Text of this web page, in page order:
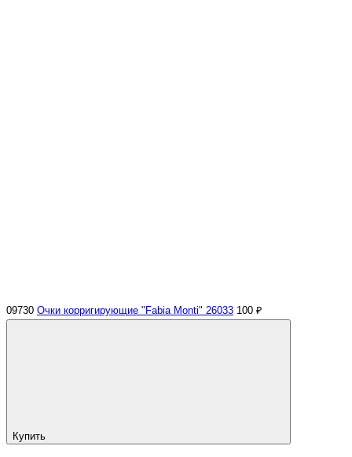
09730 Очки корригирующие "Fabia Monti" 26033 100 ₽
Купить